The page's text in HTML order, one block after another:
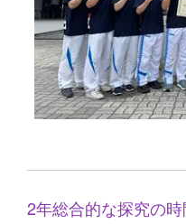
2年総合的な探究の